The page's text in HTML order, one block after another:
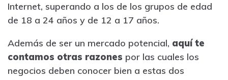
Internet, superando a los de los grupos de edad
de 18 a 24 años y de 12 a 17 años.
Además de ser un mercado potencial, aquí te
contamos otras razones por las cuales los
negocios deben conocer bien a estas dos